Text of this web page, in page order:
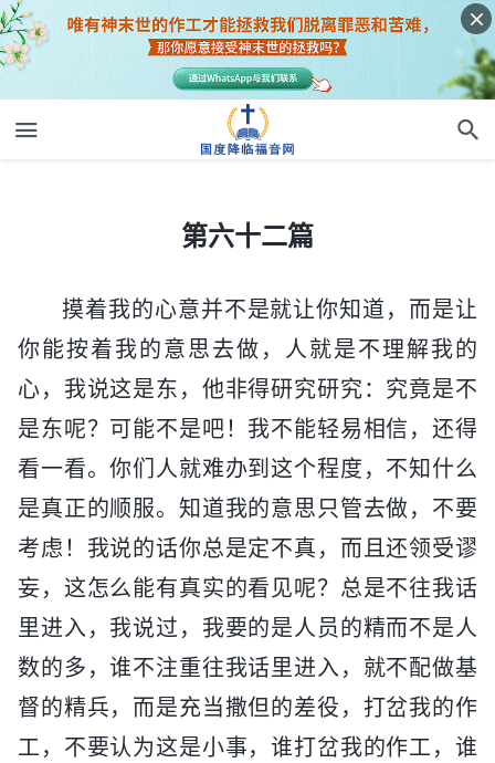
第六十二篇
摸着我的心意并不是就让你知道，而是让
你能按着我的意思去做，人就是不理解我的
心，我说这是东，他非得研究研究：究竟是不
是东呢？可能不是吧！我不能轻易相信，还得
看一看。你们人就难办到这个程度，不知什么
是真正的顺服。知道我的意思只管去做，不要
考虑！我说的话你总是定不真，而且还领受谬
妄，这怎么能有真实的看见呢？总是不往我话
里进入，我说过，我要的是人员的精而不是人
数的多，谁不注重往我话里进入，就不配做基
督的精兵，而是充当撒但的差役，打岔我的作
工，不要认为这是小事，谁打岔我的作工，谁